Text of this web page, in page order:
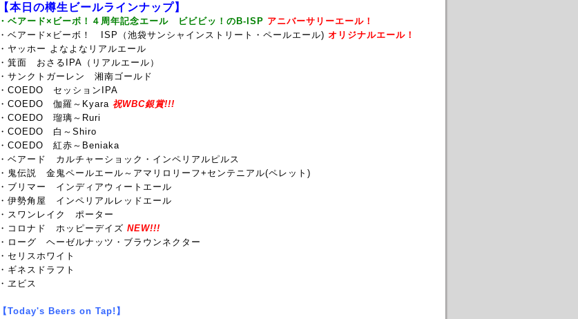
【本日の樽生ビールラインナップ】
・ベアード×ビーボ！４周年記念エール ビビビッ！のB-ISP アニバーサリーエール！
・ベアード×ビーボ！ ISP（池袋サンシャインストリート・ペールエール) オリジナルエール！
・ヤッホー よなよなリアルエール
・箕面 おさるIPA（リアルエール）
・サンクトガーレン 湘南ゴールド
・COEDO セッションIPA
・COEDO 伽羅～Kyara 祝WBC銀賞!!!
・COEDO 瑠璃～Ruri
・COEDO 白～Shiro
・COEDO 紅赤～Beniaka
・ベアード カルチャーショック・インペリアルピルス
・鬼伝説 金鬼ペールエール～アマリロリーフ+センテニアル(ペレット)
・ブリマー インディアウィートエール
・伊勢角屋 インペリアルレッドエール
・スワンレイク ポーター
・コロナド ホッピーデイズ NEW!!!
・ローグ ヘーゼルナッツ・ブラウンネクター
・セリスホワイト
・ギネスドラフト
・ヱビス
【Today's Beers on Tap!】